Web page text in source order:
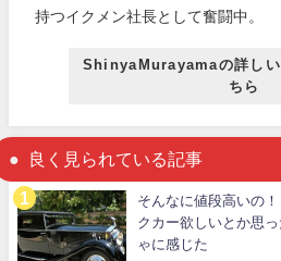
持つイクメン社長として奮闘中。
ShinyaMurayamaの詳しい
ちら
良く見られている記事
そんなに値段高いの
クカー欲しいとか思
ゃに感じた